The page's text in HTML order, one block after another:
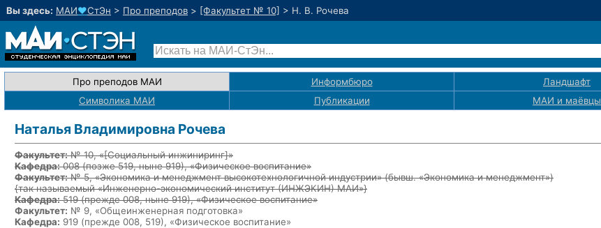
Вы здесь: МАИ♥СтЭн > Про преподов > [Факультет № 10] > Н. В. Рочева
Про преподов МАИ Информбюро
Ландшафт
Символика МАИ
Публикации МАИ и маёвцы
Наталья Владимировна Рочева
Факультет:№ 10, «[Социальный инжиниринг]»
Кафедра:008(позже 519, ныне 919), «Физическое воспитание»
Факультет:№ 5, «Экономика и менеджмент высокотехнологичной индустрии» (бывш. «Экономика и менеджмент»)
{так называемый «Инженерно-экономический институт (ИНЖЭКИН) МАИ»}
Кафедра:519(прежде 008, ныне 919), «Физическое воспитание»
Факультет: № 9, «Общеинженерная подготовка»
Кафедра: 919 (прежде 008, 519), «Физическое воспитание»